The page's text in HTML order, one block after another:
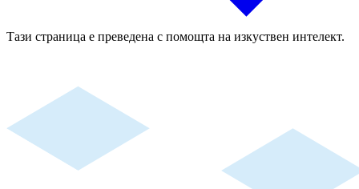
Тази страница е преведена с помощта на изкуствен интелект.